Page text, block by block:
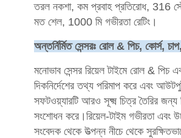
তরল নকশা, কম প্রবাহ প্রতিরোধ, 316
মত শেল, 1000 মি গভীরতা রেটিং।
অন্তর্নির্মিত সেন্সরঃ রোল & পিচ, কোর্স, চাপ,
মনোভাব সেন্সর রিয়েল টাইমে রোল & পিচ
দিকনির্দেশের তথ্য পরিমাপ করে এবং
সফটওয়্যারটি আরও সূক্ষ্ম চিত্র তৈরির জন্য
সংশোধন করে।রিয়েল-টাইম গভীরতা এবং
সংবেদক থেকে উত্পন্ন নীচে থেকে